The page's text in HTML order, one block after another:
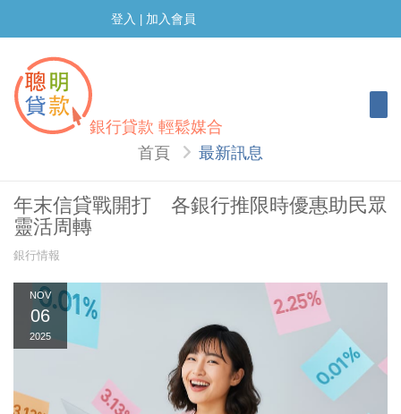
登入 加入會員
銀行貸款 輕鬆媒合
首頁 最新訊息
年末信貸戰開打 各銀行推限時優惠助民眾
靈活周轉
銀行情報
NOV
06
2025